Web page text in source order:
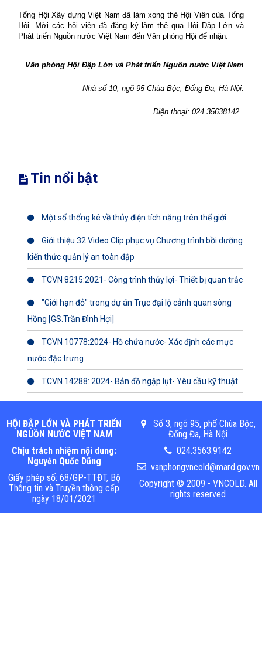
Tổng Hội Xây dựng Việt Nam đã làm xong thẻ Hội Viên của Tổng
Hội. Mời các hội viên đã đăng ký làm thẻ qua Hội Đập Lớn và
Phát triển Nguồn nước Việt Nam đến Văn phòng Hội để nhận.
Văn phòng Hội Đập Lớn và Phát triển Nguồn nước Việt Nam
Nhà số 10, ngõ 95 Chùa Bộc, Đống Đa, Hà Nội.
Điện thoại: 024 35638142
Tin nổi bật
Một số thống kê về thủy điện tích năng trên thế giới
Giới thiệu 32 Video Clip phục vụ Chương trình bồi dưỡng
kiến thức quản lý an toàn đập
TCVN 8215:2021- Công trình thủy lợi- Thiết bị quan trắc
"Giới hạn đỏ" trong dự án Trục đại lộ cảnh quan sông
Hồng [GS.Trần Đình Hợi]
TCVN 10778:2024- Hồ chứa nước- Xác định các mực
nước đặc trưng
TCVN 14288: 2024- Bản đồ ngập lụt- Yêu cầu kỹ thuật
HỘI ĐẬP LỚN VÀ PHÁT TRIỂN
NGUỒN NƯỚC VIỆT NAM
Chịu trách nhiệm nội dung:
Nguyễn Quốc Dũng
Giấy phép số: 68/GP-TTĐT, Bộ
Thông tin và Truyền thông cấp
ngày 18/01/2021
Số 3, ngõ 95, phố Chùa Bộc,
Đống Đa, Hà Nội
024.3563.9142
vanphongvncold@mard.gov.vn
Copyright © 2009 - VNCOLD. All
rights reserved